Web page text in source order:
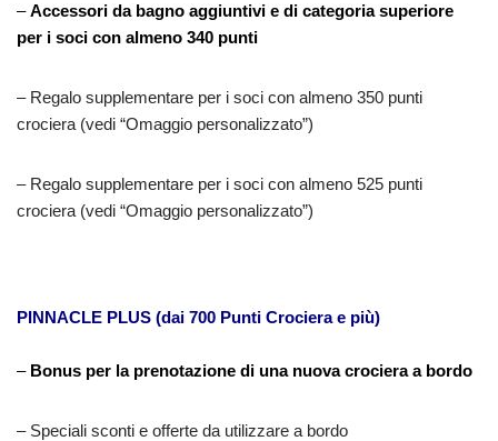
–Accessori da bagno aggiuntivi e di categoria superiore
per i soci con almeno 340 punti
– Regalo supplementare per i soci con almeno 350 punti
crociera (vedi “Omaggio personalizzato”)
– Regalo supplementare per i soci con almeno 525 punti
crociera (vedi “Omaggio personalizzato”)
PINNACLE PLUS (dai 700 Punti Crociera e più)
– Bonus per la prenotazione di una nuova crociera a bordo
– Speciali sconti e offerte da utilizzare a bordo